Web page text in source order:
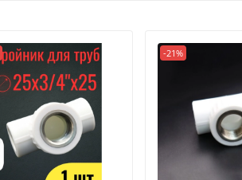
Номинальное давление,
детали: латунь ЛС-59-1.
-21%